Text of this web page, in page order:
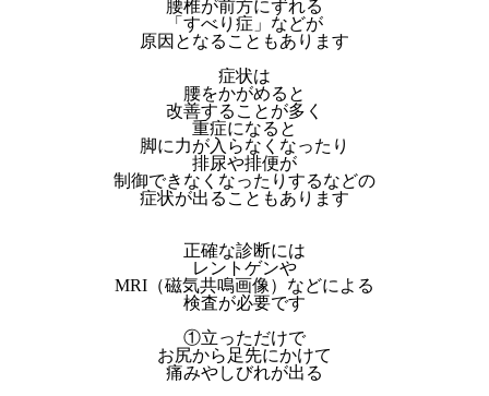
腰椎が前方にずれる
「すべり症」などが
原因となることもあります
症状は
腰をかがめると
改善することが多く
重症になると
脚に力が入らなくなったり
排尿や排便が
制御できなくなったりするなどの
症状が出ることもあります
正確な診断には
レントゲンや
MRI（磁気共鳴画像）などによる
検査が必要です
①立っただけで
お尻から足先にかけて
痛みやしびれが出る